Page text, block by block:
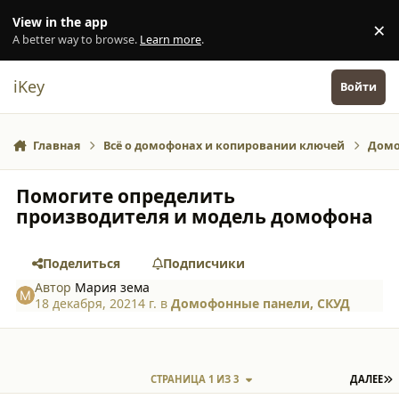
View in the app
A better way to browse. Learn more. ×
iKey Войти
Главная Всё о домофонах и копировании ключей
Помогите определить
производителя и модель домофона
Поделиться
Подписчики
Автор Мария зема
18 декабря, 20214 г. вДомофонные панели, СКУД
ДАЛЕЕ
СТРАНИЦА 1 ИЗ 3